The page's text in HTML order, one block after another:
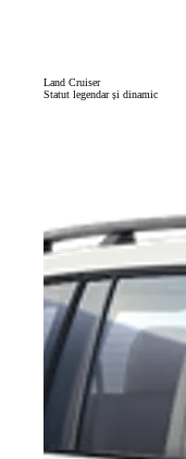
Land Cruiser
Statut legendar și dinamic